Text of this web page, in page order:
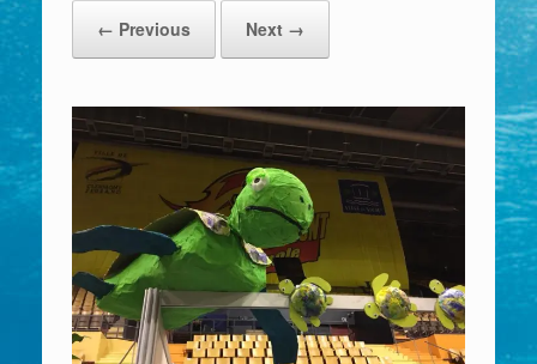
← Previous
Next →